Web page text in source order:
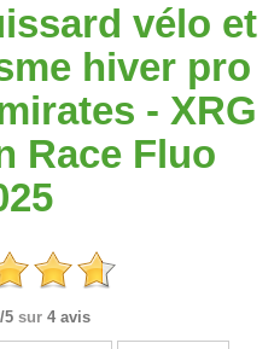
vélo et
hiver pro
- XRG
Race Fluo
5 sur 4 avis